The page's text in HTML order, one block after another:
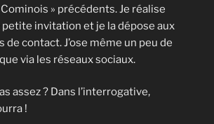
» précédents. Je réalise
invitation et je la dépose aux
contact. J’ose même un peu de
via les réseaux sociaux.
assez ? Dans l’interrogative,
!